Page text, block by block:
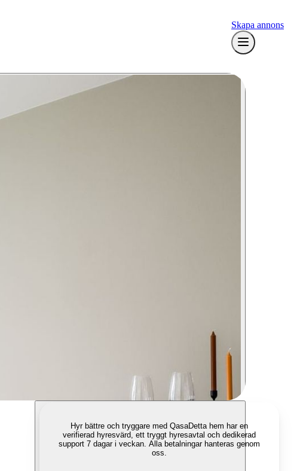
Skapa annons
Hyr bättre och tryggare med QasaDetta hem har en
verifierad hyresvärd, ett tryggt hyresavtal och dedikerad
support 7 dagar i veckan. Alla betalningar hanteras genom
oss.